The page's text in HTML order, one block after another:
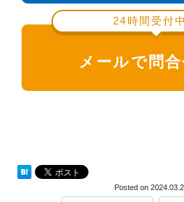
24時間受付
メールで問
Posted on